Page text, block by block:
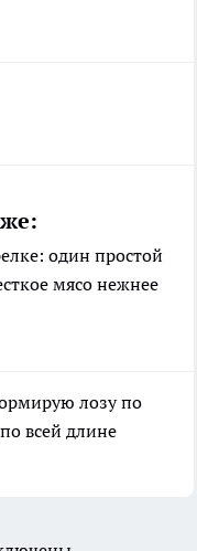
один простой
мясо нежнее
лозу по
всей длине